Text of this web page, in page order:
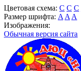
Цветовая схема: C C C
Размер шрифта: A A A
Изображения:
Обычная версия сайта